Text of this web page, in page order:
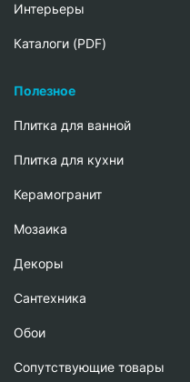
Интерьеры
Каталоги (PDF)
Полезное
Плитка для ванной
Плитка для кухни
Керамогранит
Мозаика
Декоры
Сантехника
Обои
Сопутствующие товары